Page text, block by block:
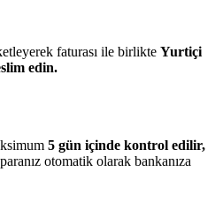
faturası ile birlikte Yurtiçi
edin.
5 gün içinde kontrol edilir,
otomatik olarak bankanıza